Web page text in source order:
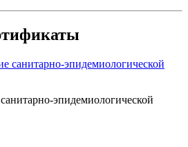
эпидемиологической